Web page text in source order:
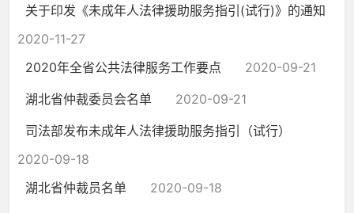
关于印发《未成年人法律援助服务指引(试行)》的通知
2020-11-27
2020年全省公共法律服务工作要点
2020-09-21
湖北省仲裁委员会名单
2020-09-21
司法部发布未成年人法律援助服务指引（试行）
2020-09-18
湖北省仲裁员名单
2020-09-18